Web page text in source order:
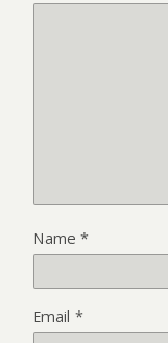
Name *
Email *